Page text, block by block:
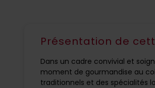
Présentation de
Dans un cadre convivial et
moment de gourmandise au
traditionnels et des spécialités